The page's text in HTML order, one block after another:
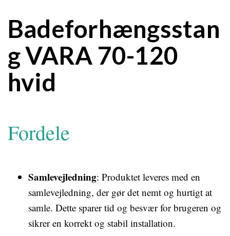
Badeforhængsstan
g VARA 70-120
hvid
Fordele
Samlevejledning: Produktet leveres med en
samlevejledning, der gør det nemt og hurtigt at
samle. Dette sparer tid og besvær for brugeren og
sikrer en korrekt og stabil installation.